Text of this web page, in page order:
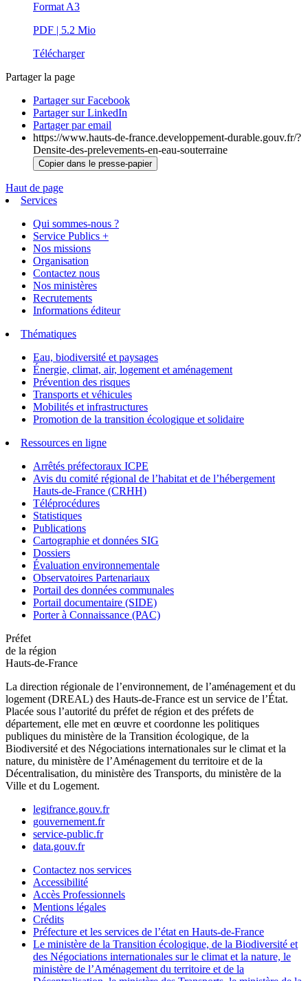
Format A3
PDF | 5.2 Mio
Télécharger
Partager la page
Partager sur Facebook
Partager sur LinkedIn
Partager par email
https://www.hauts-de-france.developpement-durable.gouv.fr/?
Densite-des-prelevements-en-eau-souterraine
Copier dans le presse-papier
Haut de page
Services
Qui sommes-nous ?
Service Publics +
Nos missions
Organisation
Contactez nous
Nos ministères
Recrutements
Informations éditeur
Thématiques
Eau, biodiversité et paysages
Énergie, climat, air, logement et aménagement
Prévention des risques
Transports et véhicules
Mobilités et infrastructures
Promotion de la transition écologique et solidaire
Ressources en ligne
Arrêtés préfectoraux ICPE
Avis du comité régional de l’habitat et de l’hébergement
Hauts-de-France (CRHH)
Téléprocédures
Statistiques
Publications
Cartographie et données SIG
Dossiers
Évaluation environnementale
Observatoires Partenariaux
Portail des données communales
Portail documentaire (SIDE)
Porter à Connaissance (PAC)
Préfet
de la région
Hauts-de-France
La direction régionale de l’environnement, de l’aménagement et du
logement (DREAL) des Hauts-de-France est un service de l’État.
Placée sous l’autorité du préfet de région et des préfets de
département, elle met en œuvre et coordonne les politiques
publiques du ministère de la Transition écologique, de la
Biodiversité et des Négociations internationales sur le climat et la
nature, du ministère de l’Aménagement du territoire et de la
Décentralisation, du ministère des Transports, du ministère de la
Ville et du Logement.
legifrance.gouv.fr
gouvernement.fr
service-public.fr
data.gouv.fr
Contactez nos services
Accessibilité
Accès Professionnels
Mentions légales
Crédits
Préfecture et les services de l’état en Hauts-de-France
Le ministère de la Transition écologique, de la Biodiversité et
des Négociations internationales sur le climat et la nature, le
ministère de l’Aménagement du territoire et de la